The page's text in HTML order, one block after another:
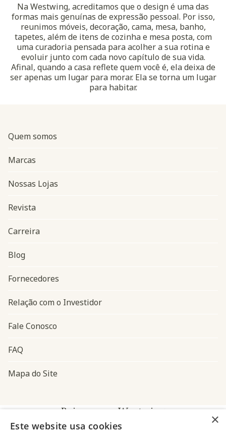
Na Westwing, acreditamos que o design é uma das
formas mais genuínas de expressão pessoal. Por isso,
reunimos móveis, decoração, cama, mesa, banho,
tapetes, além de itens de cozinha e mesa posta, com
uma curadoria pensada para acolher a sua rotina e
evoluir junto com cada novo capítulo de sua vida.
Afinal, quando a casa reflete quem você é, ela deixa de
ser apenas um lugar para morar. Ela se torna um lugar
para habitar.
Navegação do rodapé
Quem somos
Marcas
Nossas Lojas
Revista
Carreira
Blog
Fornecedores
Relação com o Investidor
Fale Conosco
FAQ
Mapa do Site
Baixe o app Westwing
×
Este website usa cookies